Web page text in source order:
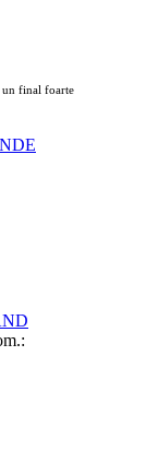
final foarte